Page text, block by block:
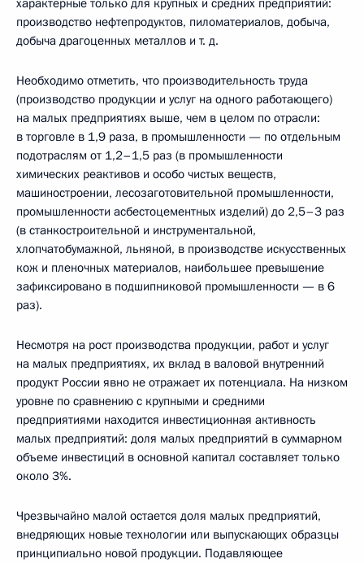
характерные только для крупных и средних предприятий:
производство нефтепродуктов, пиломатериалов, добыча,
добыча драгоценных металлов и т. д.
Необходимо отметить, что производительность труда
(производство продукции и услуг на одного работающего)
на малых предприятиях выше, чем в целом по отрасли:
в торговле в 1,9 раза, в промышленности — по отдельным
подотраслям от 1,2–1,5 раз (в промышленности
химических реактивов и особо чистых веществ,
машиностроении, лесозаготовительной промышленности,
промышленности асбестоцементных изделий) до 2,5–3 раз
(в станкостроительной и инструментальной,
хлопчатобумажной, льняной, в производстве искусственных
кож и пленочных материалов, наибольшее превышение
зафиксировано в подшипниковой промышленности — в 6
раз).
Несмотря на рост производства продукции, работ и услуг
на малых предприятиях, их вклад в валовой внутренний
продукт России явно не отражает их потенциала. На низком
уровне по сравнению с крупными и средними
предприятиями находится инвестиционная активность
малых предприятий: доля малых предприятий в суммарном
объеме инвестиций в основной капитал составляет только
около 3%.
Чрезвычайно малой остается доля малых предприятий,
внедряющих новые технологии или выпускающих образцы
принципиально новой продукции. Подавляющее